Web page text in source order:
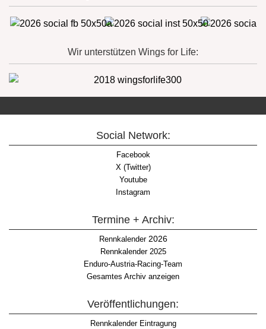
Wir unterstützen Wings for Life:
Social Network:
Facebook
X (Twitter)
Youtube
Instagram
Termine + Archiv:
Rennkalender2026
Rennkalender 2025
Enduro-Austria-Racing-Team
Gesamtes Archiv anzeigen
Veröffentlichungen:
Rennkalender Eintragung